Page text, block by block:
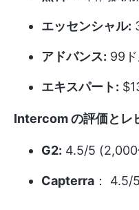
エッセンシャル:
アドバンス: 99
エキスパート:
Intercom の評価とレ
G2: 4.5/5 (2,000
Capterra ： 4.5/